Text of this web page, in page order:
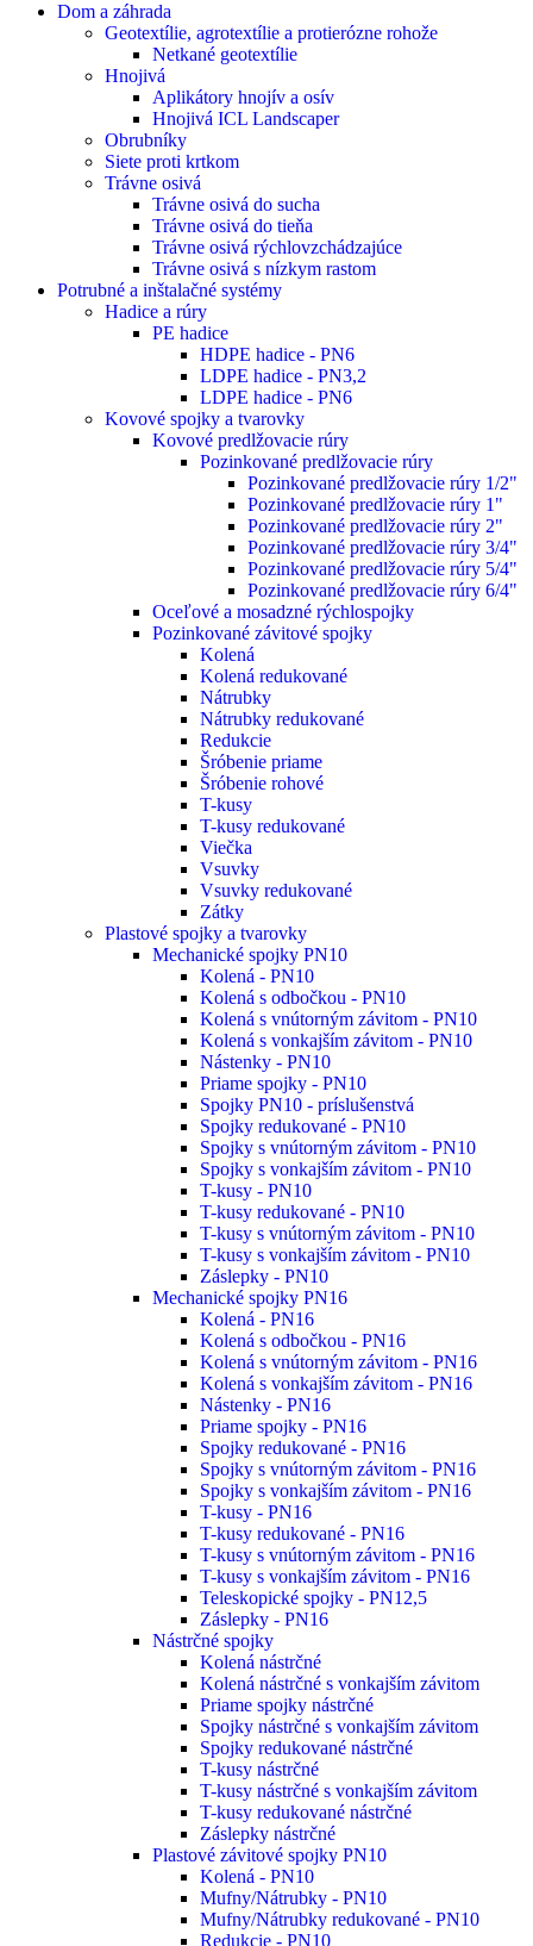
Dom a záhrada
Geotextílie, agrotextílie a protierózne rohože
Netkané geotextílie
Hnojivá
Aplikátory hnojív a osív
Hnojivá ICL Landscaper
Obrubníky
Siete proti krtkom
Trávne osivá
Trávne osivá do sucha
Trávne osivá do tieňa
Trávne osivá rýchlovzchádzajúce
Trávne osivá s nízkym rastom
Potrubné a inštalačné systémy
Hadice a rúry
PE hadice
HDPE hadice - PN6
LDPE hadice - PN3,2
LDPE hadice - PN6
Kovové spojky a tvarovky
Kovové predlžovacie rúry
Pozinkované predlžovacie rúry
Pozinkované predlžovacie rúry 1/2"
Pozinkované predlžovacie rúry 1"
Pozinkované predlžovacie rúry 2"
Pozinkované predlžovacie rúry 3/4"
Pozinkované predlžovacie rúry 5/4"
Pozinkované predlžovacie rúry 6/4"
Oceľové a mosadzné rýchlospojky
Pozinkované závitové spojky
Kolená
Kolená redukované
Nátrubky
Nátrubky redukované
Redukcie
Šróbenie priame
Šróbenie rohové
T-kusy
T-kusy redukované
Viečka
Vsuvky
Vsuvky redukované
Zátky
Plastové spojky a tvarovky
Mechanické spojky PN10
Kolená - PN10
Kolená s odbočkou - PN10
Kolená s vnútorným závitom - PN10
Kolená s vonkajším závitom - PN10
Nástenky - PN10
Priame spojky - PN10
Spojky PN10 - príslušenstvá
Spojky redukované - PN10
Spojky s vnútorným závitom - PN10
Spojky s vonkajším závitom - PN10
T-kusy - PN10
T-kusy redukované - PN10
T-kusy s vnútorným závitom - PN10
T-kusy s vonkajším závitom - PN10
Záslepky - PN10
Mechanické spojky PN16
Kolená - PN16
Kolená s odbočkou - PN16
Kolená s vnútorným závitom - PN16
Kolená s vonkajším závitom - PN16
Nástenky - PN16
Priame spojky - PN16
Spojky redukované - PN16
Spojky s vnútorným závitom - PN16
Spojky s vonkajším závitom - PN16
T-kusy - PN16
T-kusy redukované - PN16
T-kusy s vnútorným závitom - PN16
T-kusy s vonkajším závitom - PN16
Teleskopické spojky - PN12,5
Záslepky - PN16
Nástrčné spojky
Kolená nástrčné
Kolená nástrčné s vonkajším závitom
Priame spojky nástrčné
Spojky nástrčné s vonkajším závitom
Spojky redukované nástrčné
T-kusy nástrčné
T-kusy nástrčné s vonkajším závitom
T-kusy redukované nástrčné
Záslepky nástrčné
Plastové závitové spojky PN10
Kolená - PN10
Mufny/Nátrubky - PN10
Mufny/Nátrubky redukované - PN10
Redukcie - PN10